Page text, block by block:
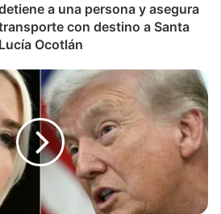
a una persona y asegura
con destino a Santa
Lucía Ocotlán